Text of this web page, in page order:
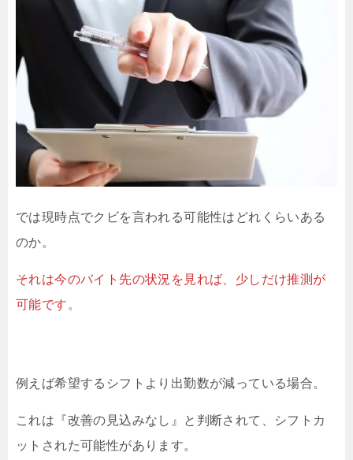
では現時点でクビを言われる可能性はどれくらいある
のか。
それは今のバイト先の状況を見れば、少しだけ推測が
可能です。
例えば希望するシフトより出勤数が減っている場合。
これは『改善の見込みなし』と判断されて、シフトカ
ットされた可能性があります。